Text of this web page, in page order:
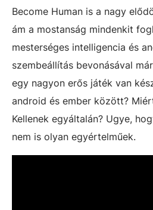
Become Human is a nagy
ám a mostanság mindenkit
mesterséges intelligencia és
szembeállítás bevonásával
egy nagyon erős játék van
android és ember között?
Kellenek egyáltalán? Ugye,
nem is olyan egyértelműek.